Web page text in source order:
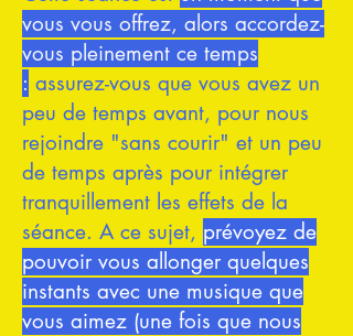
vous vous offrez, alors accordez-
vous pleinement ce temps
: assurez-vous que vous avez un
peu de temps avant, pour nous
rejoindre "sans courir" et un peu
de temps après pour intégrer
tranquillement les effets de la
séance. A ce sujet, prévoyez de
pouvoir vous allonger quelques
instants avec une musique que
vous aimez (une fois que nous